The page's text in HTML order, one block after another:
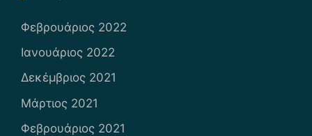
Φεβρουάριος 2022
Ιανουάριος 2022
Δεκέμβριος 2021
Μάρτιος 2021
Φεβρουάριος 2021